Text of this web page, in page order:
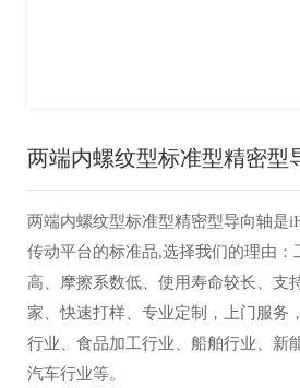
两端内螺纹型标准型精密型
两端内螺纹型标准型精密型导向轴是
传动平台的标准品,选择我们的理由
高、摩擦系数低、使用寿命较长、支
家、快速打样、专业定制，上门服务
行业、食品加工行业、船舶行业、新
汽车行业等。